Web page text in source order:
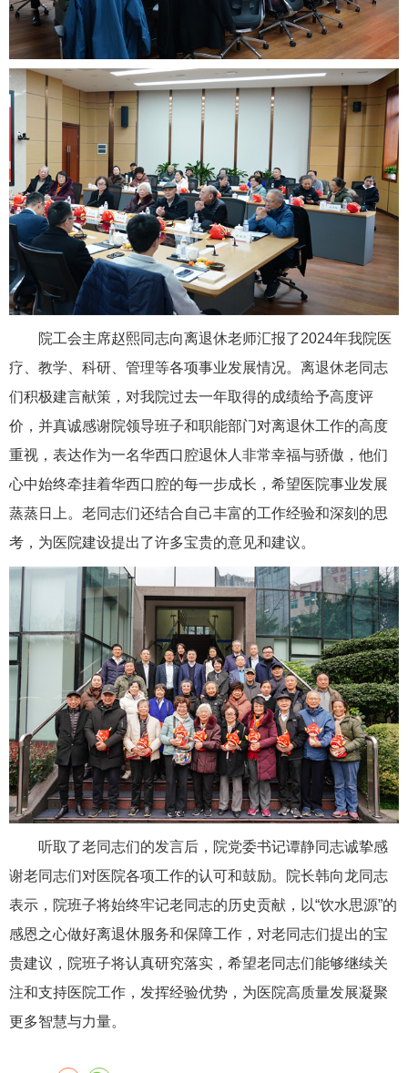
院工会主席赵熙同志向离退休老师汇报了2024年我院医
疗、教学、科研、管理等各项事业发展情况。离退休老同志
们积极建言献策，对我院过去一年取得的成绩给予高度评
价，并真诚感谢院领导班子和职能部门对离退休工作的高度
重视，表达作为一名华西口腔退休人非常幸福与骄傲，他们
心中始终牵挂着华西口腔的每一步成长，希望医院事业发展
蒸蒸日上。老同志们还结合自己丰富的工作经验和深刻的思
考，为医院建设提出了许多宝贵的意见和建议。
听取了老同志们的发言后，院党委书记谭静同志诚挚感
谢老同志们对医院各项工作的认可和鼓励。院长韩向龙同志
表示，院班子将始终牢记老同志的历史贡献，以“饮水思源”的
感恩之心做好离退休服务和保障工作，对老同志们提出的宝
贵建议，院班子将认真研究落实，希望老同志们能够继续关
注和支持医院工作，发挥经验优势，为医院高质量发展凝聚
更多智慧与力量。